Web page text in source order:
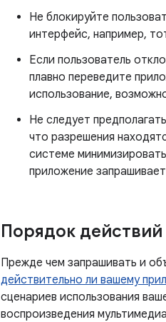
Не блокируйте
интерфейс, например,
Если пользователь
плавно переведите
использование,
Не следует
что разрешения
системе
приложение
Порядок
Прежде чем запрашивать и
действительно ли вашему
сценариев использования
воспроизведения